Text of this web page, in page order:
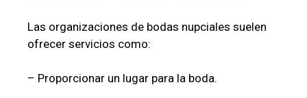
Las organizaciones de bodas nupciales suelen
ofrecer servicios como:
– Proporcionar un lugar para la boda.